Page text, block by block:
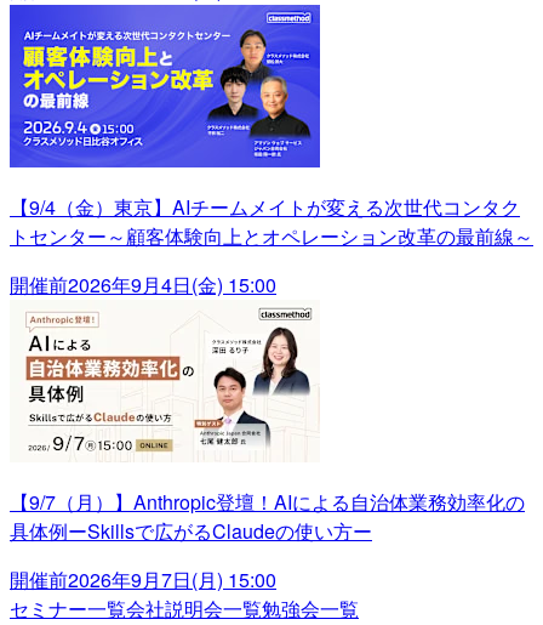
【9/4（金）東京】AIチームメイトが変える次世代コンタク
トセンター～顧客体験向上とオペレーション改革の最前線～
開催前2026年9月4日(金) 15:00
【9/7（月）】Anthropic登壇！AIによる自治体業務効率化の
具体例ーSkillsで広がるClaudeの使い方ー
開催前2026年9月7日(月) 15:00
セミナー一覧会社説明会一覧勉強会一覧